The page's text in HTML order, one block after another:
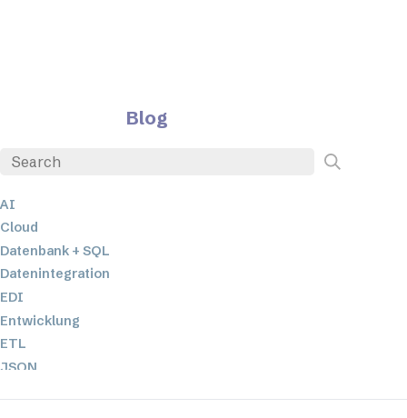
Blog
AI
Cloud
Datenbank + SQL
Datenintegration
EDI
Entwicklung
ETL
JSON